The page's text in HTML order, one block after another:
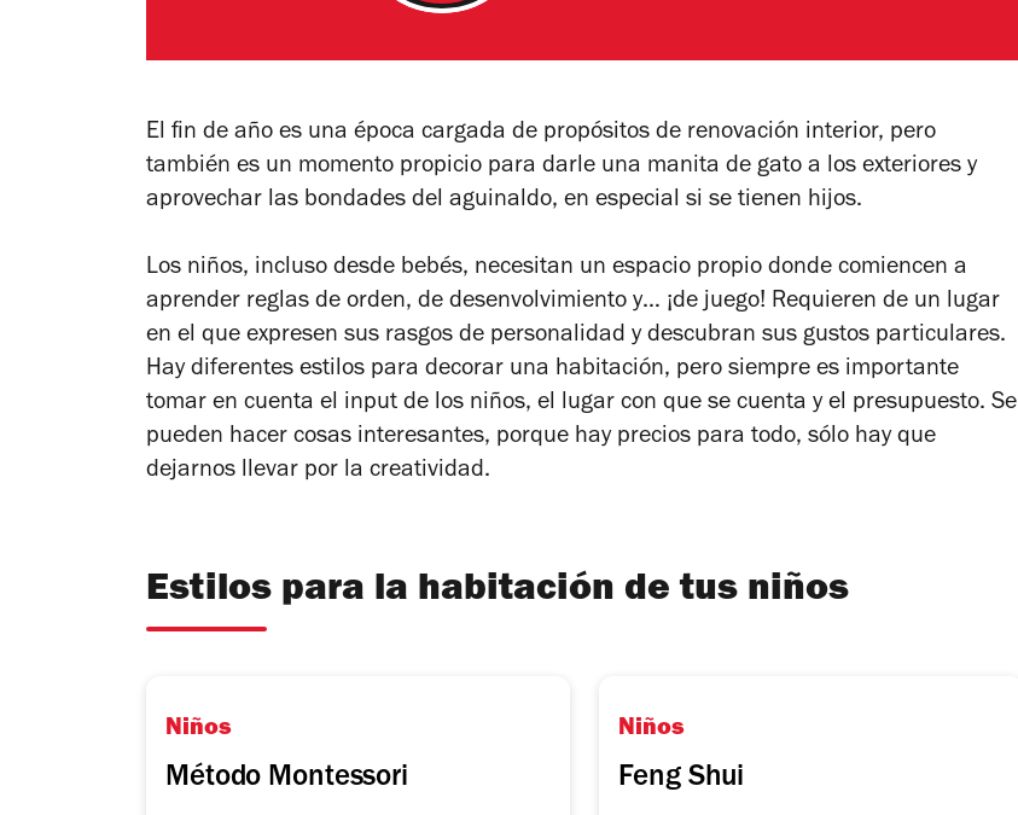
El fin de año es una época cargada de propósitos de renovación interior, pero
también es un momento propicio para darle una manita de gato a los exteriores y
aprovechar las bondades del aguinaldo, en especial si se tienen hijos.
Los niños, incluso desde bebés, necesitan un espacio propio donde comiencen a
aprender reglas de orden, de desenvolvimiento y… ¡de juego! Requieren de un lugar
en el que expresen sus rasgos de personalidad y descubran sus gustos particulares.
Hay diferentes estilos para decorar una habitación, pero siempre es importante
tomar en cuenta el input de los niños, el lugar con que se cuenta y el presupuesto. Se
pueden hacer cosas interesantes, porque hay precios para todo, sólo hay que
dejarnos llevar por la creatividad.
Estilos para la habitación de tus niños
Niños
Método Montessori
Niños
Feng Shui